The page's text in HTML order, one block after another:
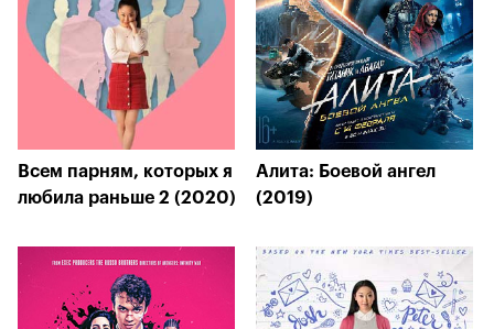
Всем парням, которых я
любила раньше 2 (2020)
Алита: Боевой ангел
(2019)